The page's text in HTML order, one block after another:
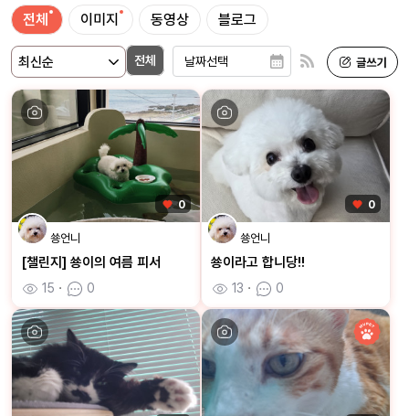
전체 이미지 동영상 블로그
전체
0
쑝언니
[챌린지] 쑝이의 여름 피서
15 ㆍ 0
0
쑝언니
쑝이라고 합니당!!
13 ㆍ 0